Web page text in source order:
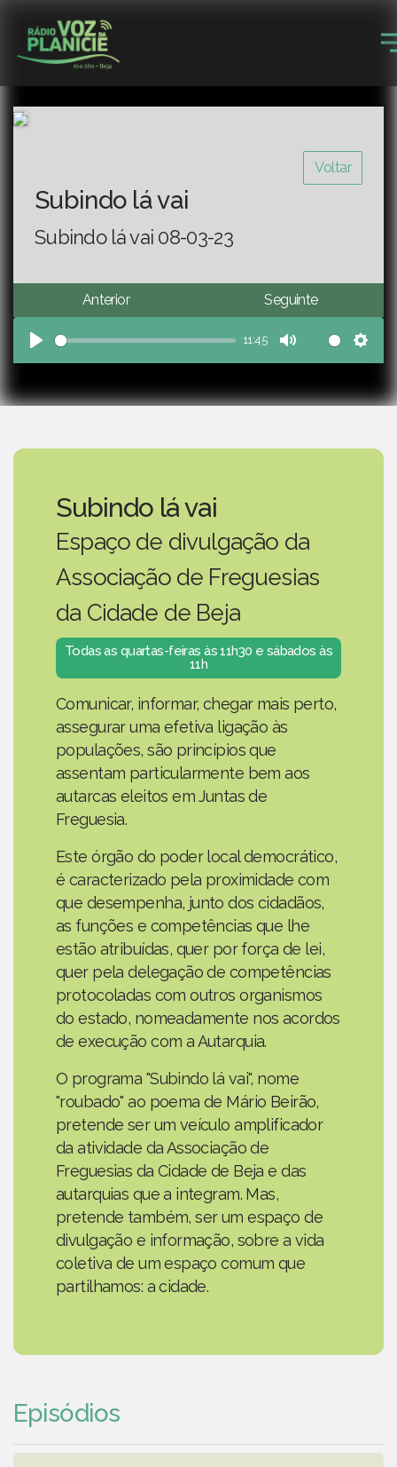
Voltar
Subindo lá vai
Subindo lá vai 08-03-23
Anterior Seguinte
Play
11:45
Mute
Subindo lá vai
Espaço de divulgação da
Associação de Freguesias
da Cidade de Beja
Todas as quartas-feiras às 11h30 e sábados às
11h
Comunicar, informar, chegar mais perto,
assegurar uma efetiva ligação às
populações, são princípios que
assentam particularmente bem aos
autarcas eleitos em Juntas de
Freguesia.
Este órgão do poder local democrático,
é caracterizado pela proximidade com
que desempenha, junto dos cidadãos,
as funções e competências que lhe
estão atribuídas, quer por força de lei,
quer pela delegação de competências
protocoladas com outros organismos
do estado, nomeadamente nos acordos
de execução com a Autarquia.
O programa "Subindo lá vai", nome
"roubado" ao poema de Mário Beirão,
pretende ser um veículo amplificador
da atividade da Associação de
Freguesias da Cidade de Beja e das
autarquias que a integram. Mas,
pretende também, ser um espaço de
divulgação e informação, sobre a vida
coletiva de um espaço comum que
partilhamos: a cidade.
Episódios